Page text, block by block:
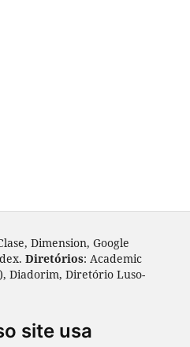
site usa
Dimension, Google
Diretórios: Academic
Diadorim, Diretório Luso-
free, ROAD, Socol@ar.
: Cite Factor, OAJI.